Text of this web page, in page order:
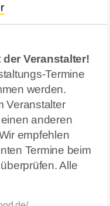
Veranstalter!
Termine
werden.
Veranstalter
anderen
empfehlen
Termine beim
Alle